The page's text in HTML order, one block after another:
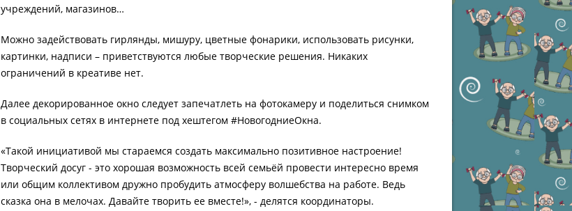
учреждений, магазинов…
Можно задействовать гирлянды, мишуру, цветные фонарики, использовать рисунки,
картинки, надписи – приветствуются любые творческие решения. Никаких
ограничений в креативе нет.
Далее декорированное окно следует запечатлеть на фотокамеру и поделиться снимком
в социальных сетях в интернете под хештегом #НовогодниеОкна.
«Такой инициативой мы стараемся создать максимально позитивное настроение!
Творческий досуг - это хорошая возможность всей семьёй провести интересно время
или общим коллективом дружно пробудить атмосферу волшебства на работе. Ведь
сказка она в мелочах. Давайте творить ее вместе!», - делятся координаторы.